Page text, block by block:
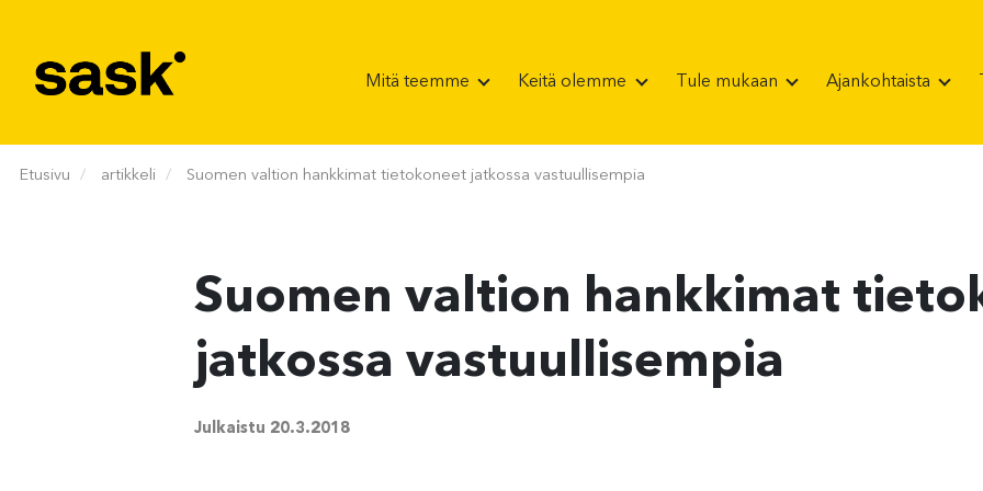
Mitä teemme Keitä olemme Tule mukaan Ajankohtaista
Etusivu artikkeli Suomen valtion hankkimat tietokoneet jatkossa vastuullisempia
Suomen valtion hankkimat
jatkossa vastuullisempia
Julkaistu 20.3.2018